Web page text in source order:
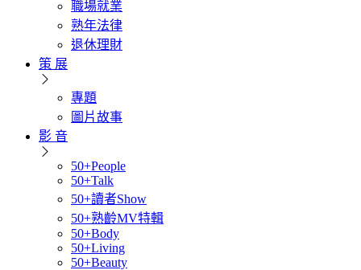
職場就業
熟年法律
退休理財
策 展
專題
圖片故事
影 音
50+People
50+Talk
50+讀者Show
50+熟齡MV特輯
50+Body
50+Living
50+Beauty